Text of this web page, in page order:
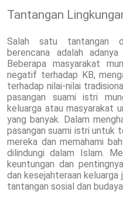
Tantangan
Salah satu tantangan
berencana adalah
Beberapa masyarakat
negatif terhadap KB,
terhadap nilai-nilai
pasangan suami istri
keluarga atau masyarakat
yang banyak. Dalam
pasangan suami istri untuk
mereka dan memahami
dilindungi dalam Islam.
keuntungan dan
dan kesejahteraan
tantangan sosial dan